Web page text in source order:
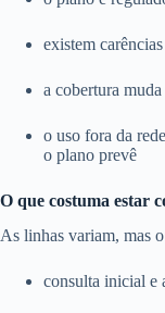
existem
a cobertura
o uso fora da
o plano prevê
O que costuma estar
As linhas variam, mas
consulta inicial e